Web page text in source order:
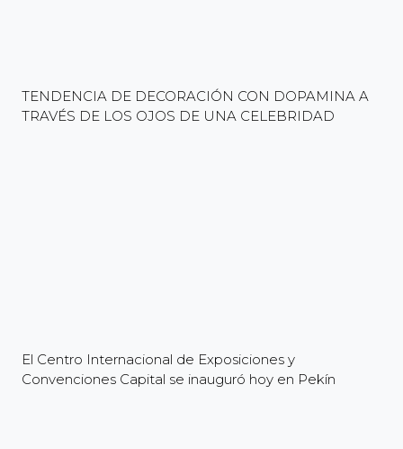
TENDENCIA DE DECORACIÓN CON DOPAMINA A
TRAVÉS DE LOS OJOS DE UNA CELEBRIDAD
El Centro Internacional de Exposiciones y
Convenciones Capital se inauguró hoy en Pekín